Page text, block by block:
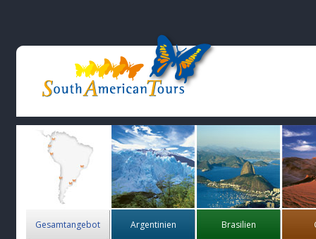
Gesamtangebot Argentinien Brasilien